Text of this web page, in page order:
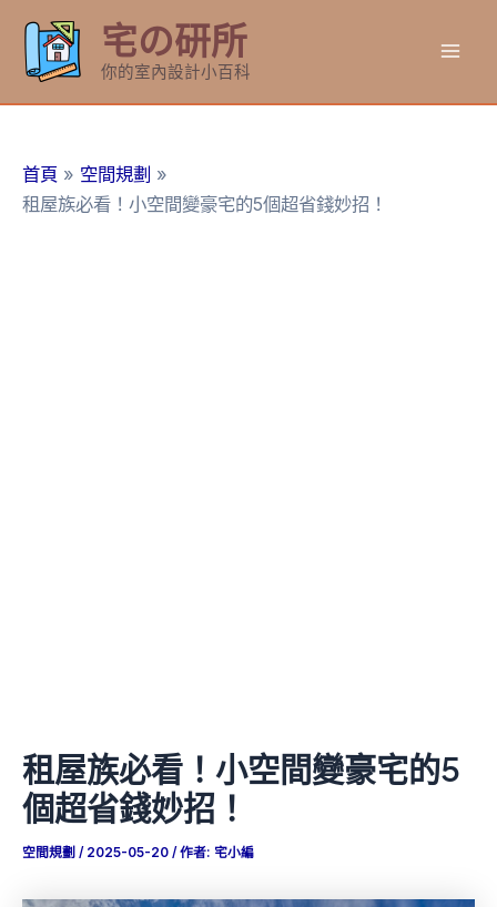
要
宅の研所
你的室內設計小百科
首頁
空間規劃
租屋族必看！小空間變豪宅的5個超省錢妙招！
租屋族必看！小空間變豪宅的5
個超省錢妙招！
空間規劃 / 2025-05-20 / 作者: 宅小編